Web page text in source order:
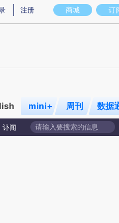
意图存在偏差。不代表财新观点和立场
商城 订
注册
mini+ 周刊 数据
讣闻